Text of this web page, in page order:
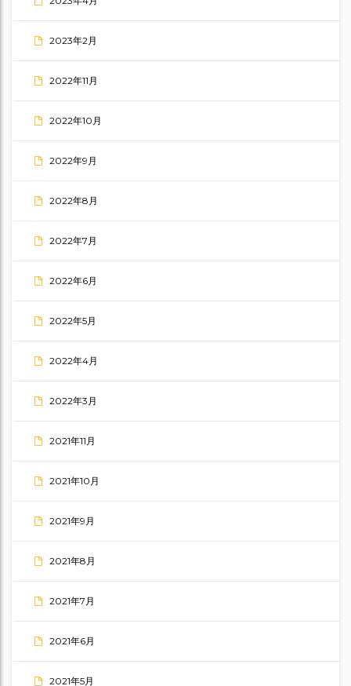
2023年2月
2022年11月
2022年10月
2022年9月
2022年8月
2022年7月
2022年6月
2022年5月
2022年4月
2022年3月
2021年11月
2021年10月
2021年9月
2021年8月
2021年7月
2021年6月
2021年5月